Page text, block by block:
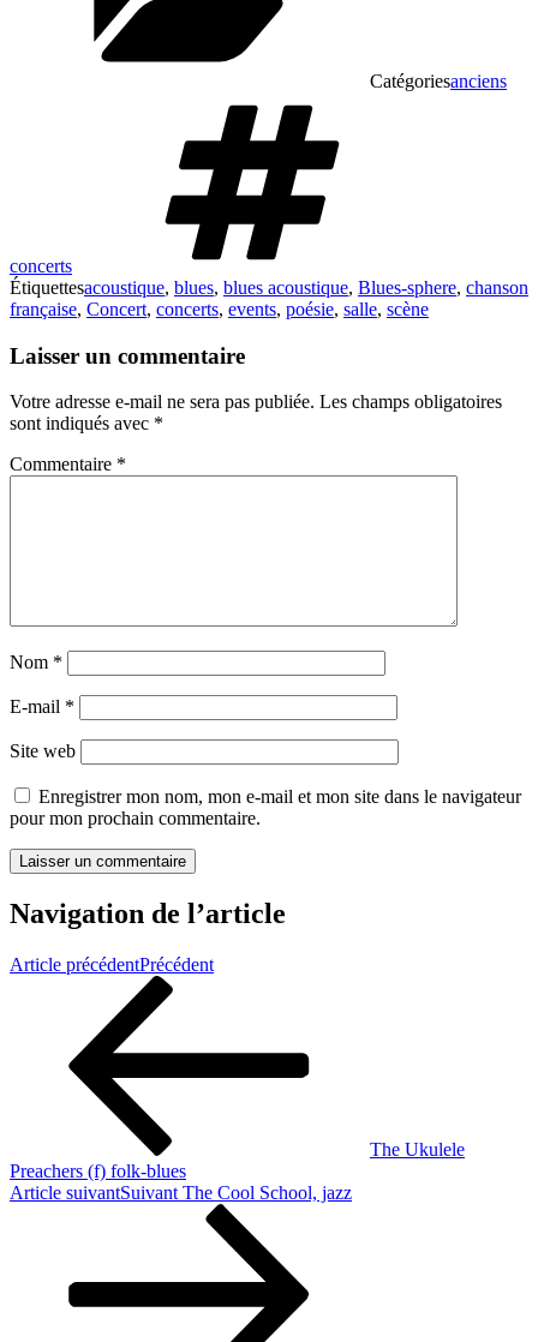
Catégoriesanciens
concerts
Étiquettesacoustique, blues, blues acoustique, Blues-sphere, chanson
française, Concert, concerts, events, poésie, salle, scène
Laisser un commentaire
Votre adresse e-mail ne sera pas publiée. Les champs obligatoires
sont indiqués avec *
Commentaire *
Nom *
E-mail *
Site web
Enregistrer mon nom, mon e-mail et mon site dans le navigateur
pour mon prochain commentaire.
Navigation de l’article
Article précédentPrécédent
The Ukulele
Preachers (f) folk-blues
Article suivantSuivant The Cool School, jazz